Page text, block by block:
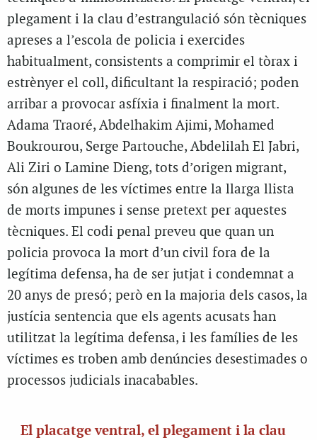
plegament i la clau d’estrangulació són tècniques
apreses a l’escola de policia i exercides
habitualment, consistents a comprimir el tòrax i
estrènyer el coll, dificultant la respiració; poden
arribar a provocar asfíxia i finalment la mort.
Adama Traoré, Abdelhakim Ajimi, Mohamed
Boukrourou, Serge Partouche, Abdelilah El Jabri,
Ali Ziri o Lamine Dieng, tots d’origen migrant,
són algunes de les víctimes entre la llarga llista
de morts impunes i sense pretext per aquestes
tècniques. El codi penal preveu que quan un
policia provoca la mort d’un civil fora de la
legítima defensa, ha de ser jutjat i condemnat a
20 anys de presó; però en la majoria dels casos, la
justícia sentencia que els agents acusats han
utilitzat la legítima defensa, i les famílies de les
víctimes es troben amb denúncies desestimades o
processos judicials inacabables.
El placatge ventral, el plegament i la clau